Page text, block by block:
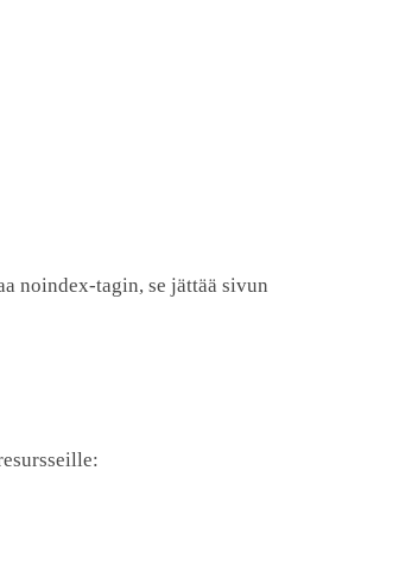
noindex-tagin, se jättää sivun